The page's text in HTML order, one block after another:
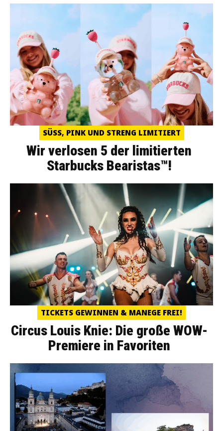
SÜSS, PINK UND STRENG LIMITIERT
Wir verlosen 5 der limitierten
Starbucks Bearistas™!
TICKETS GEWINNEN & MANEGE FREI!
Circus Louis Knie: Die große WOW-
Premiere in Favoriten